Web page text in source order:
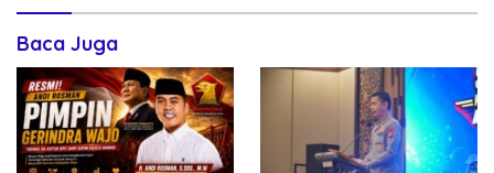
Baca Juga